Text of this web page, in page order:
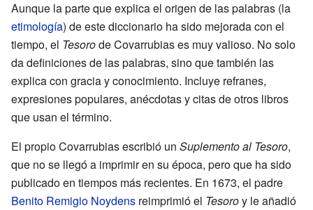
Aunque la parte que explica el origen de las palabras (la
etimología) de este diccionario ha sido mejorada con el
tiempo, el Tesorode Covarrubias es muy valioso. No solo
da definiciones de las palabras, sino que también las
explica con gracia y conocimiento. Incluye refranes,
expresiones populares, anécdotas y citas de otros libros
que usan el término.
El propio Covarrubias escribió un Suplemento al Tesoro,
que no se llegó a imprimir en su época, pero que ha sido
publicado en tiempos más recientes. En 1673, el padre
Benito Remigio Noydens reimprimió el Tesoroy le añadió